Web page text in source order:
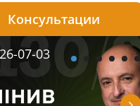
04
Консультации
07-03
2026-07-30